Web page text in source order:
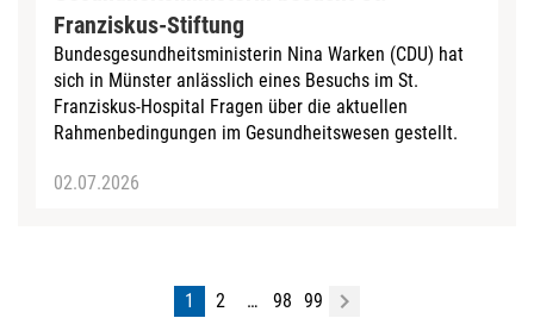
Franziskus-Stiftung
Bundesgesundheitsministerin Nina Warken (CDU) hat
sich in Münster anlässlich eines Besuchs im St.
Franziskus-Hospital Fragen über die aktuellen
Rahmenbedingungen im Gesundheitswesen gestellt.
02.07.2026
1 2 … 98 99